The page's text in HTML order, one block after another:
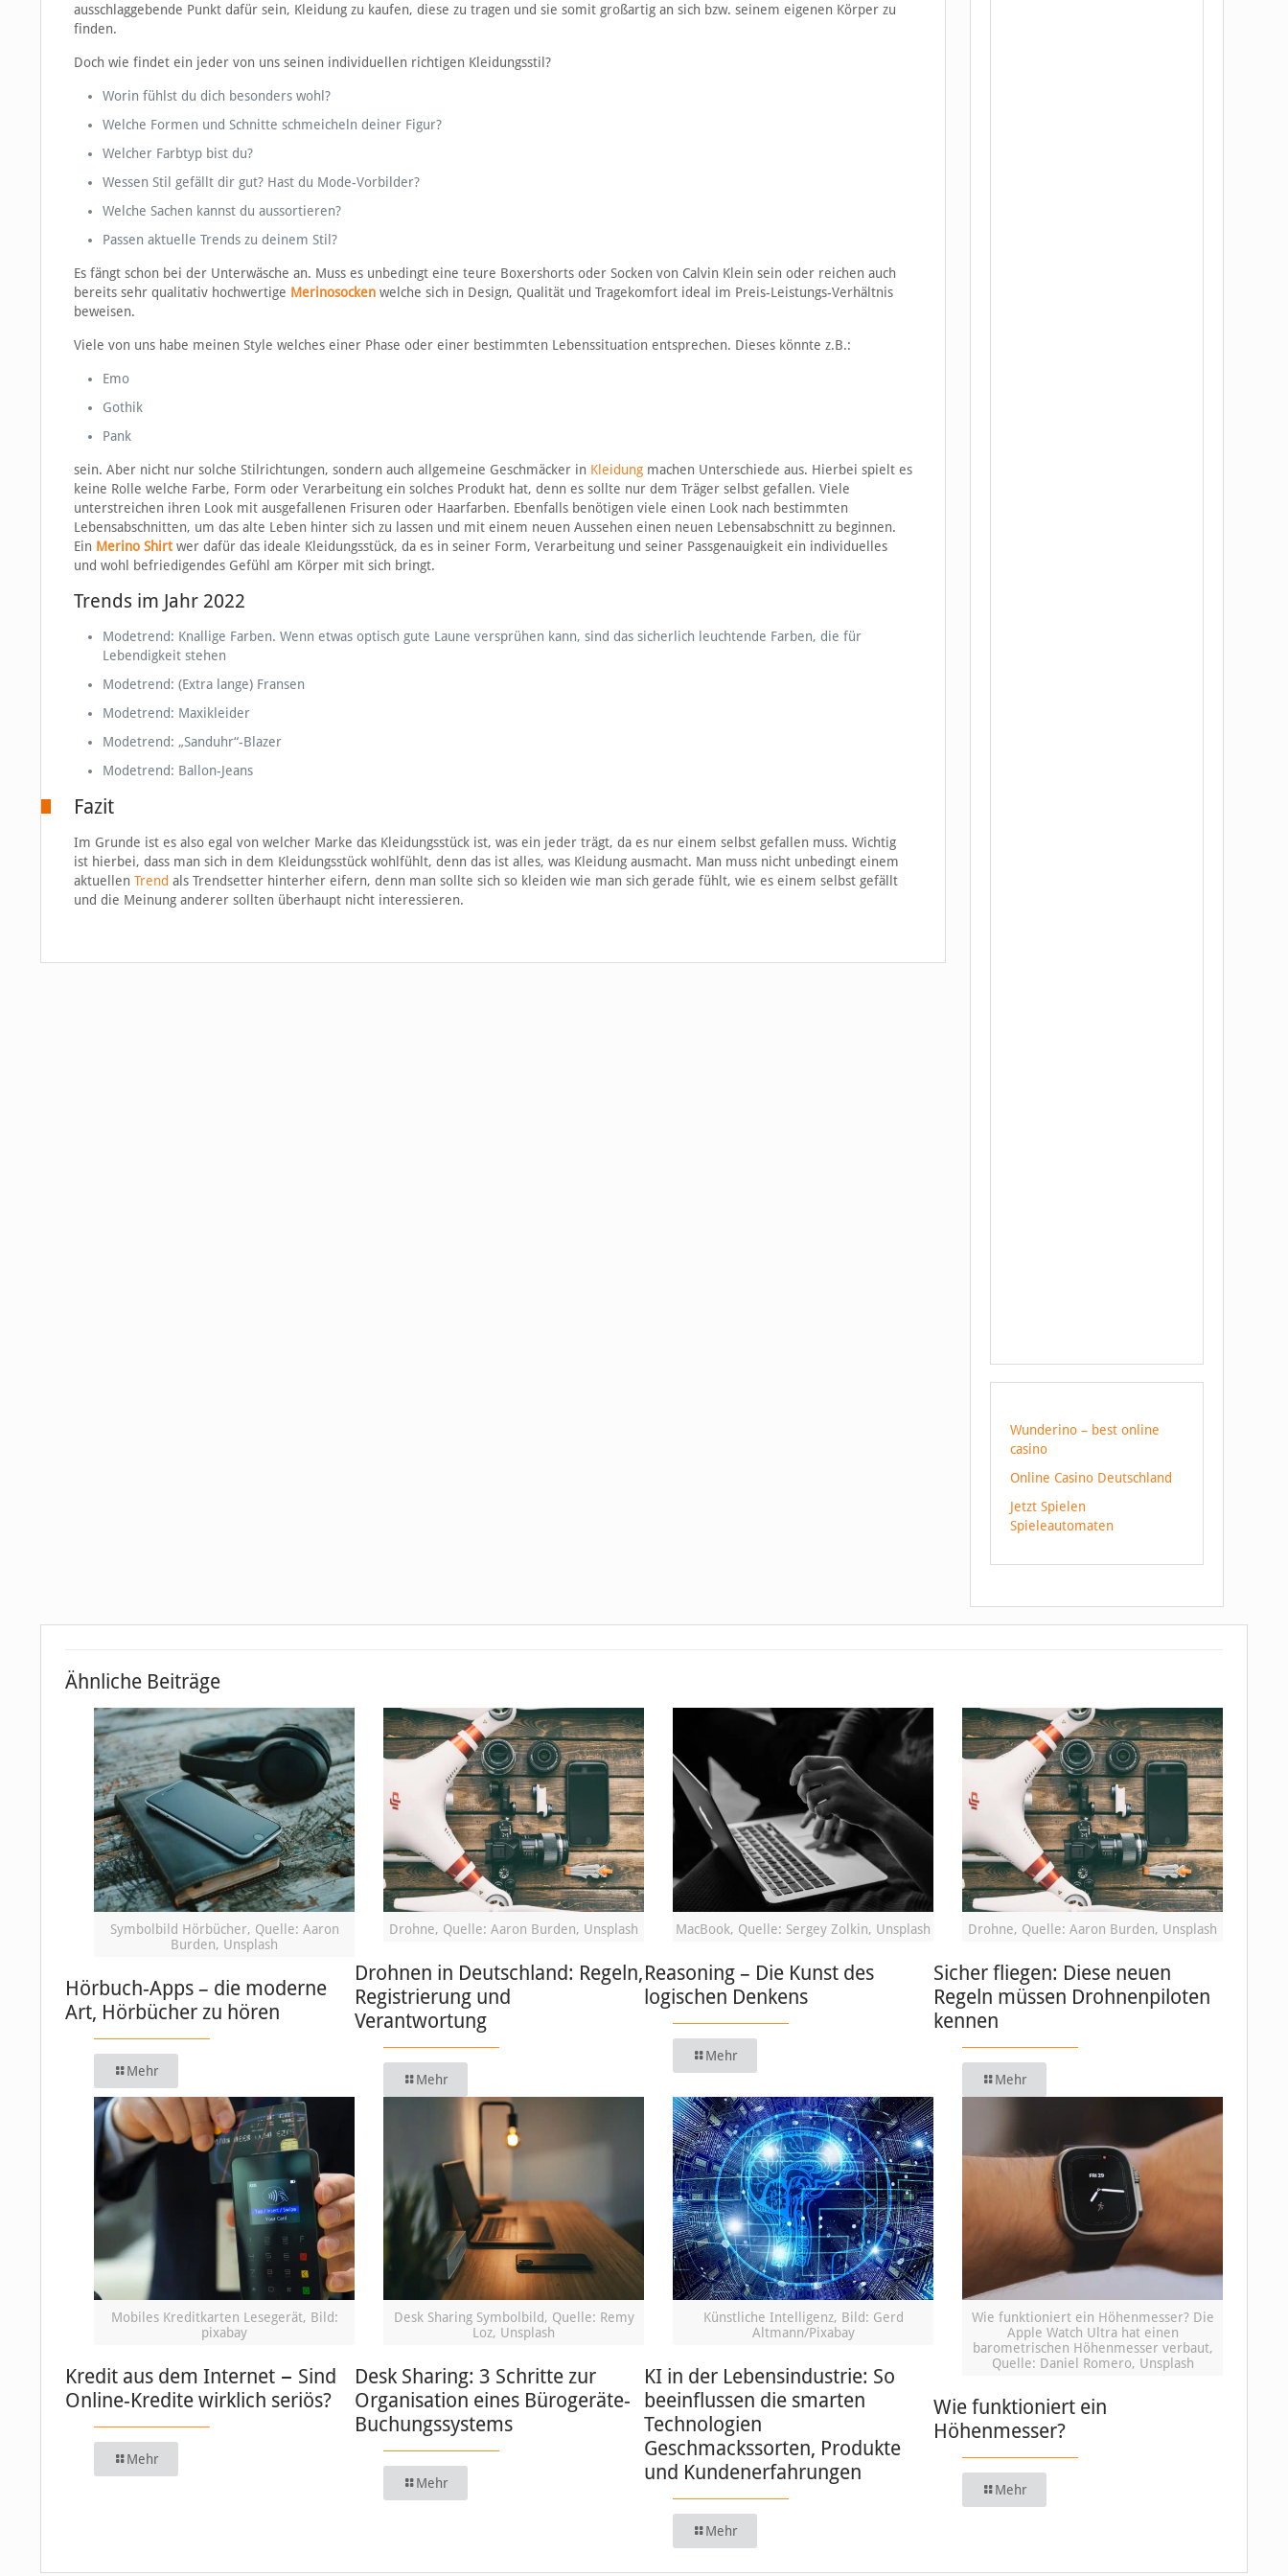
ausschlaggebende Punkt dafür sein, Kleidung zu kaufen, diese zu tragen und sie somit großartig an sich bzw. seinem eigenen Körper zu
finden.
Doch wie findet ein jeder von uns seinen individuellen richtigen Kleidungsstil?
Worin fühlst du dich besonders wohl?
Welche Formen und Schnitte schmeicheln deiner Figur?
Welcher Farbtyp bist du?
Wessen Stil gefällt dir gut? Hast du Mode-Vorbilder?
Welche Sachen kannst du aussortieren?
Passen aktuelle Trends zu deinem Stil?
Es fängt schon bei der Unterwäsche an. Muss es unbedingt eine teure Boxershorts oder Socken von Calvin Klein sein oder reichen auch
bereits sehr qualitativ hochwertige Merinosockenwelche sich in Design, Qualität und Tragekomfort ideal im Preis-Leistungs-Verhältnis
beweisen.
Viele von uns habe meinen Style welches einer Phase oder einer bestimmten Lebenssituation entsprechen. Dieses könnte z.B.:
Emo
Gothik
Pank
sein. Aber nicht nur solche Stilrichtungen, sondern auch allgemeine Geschmäcker in Kleidungmachen Unterschiede aus. Hierbei spielt es
keine Rolle welche Farbe, Form oder Verarbeitung ein solches Produkt hat, denn es sollte nur dem Träger selbst gefallen. Viele
unterstreichen ihren Look mit ausgefallenen Frisuren oder Haarfarben. Ebenfalls benötigen viele einen Look nach bestimmten
Lebensabschnitten, um das alte Leben hinter sich zu lassen und mit einem neuen Aussehen einen neuen Lebensabschnitt zu beginnen.
Ein Merino Shirt wer dafür das ideale Kleidungsstück, da es in seiner Form, Verarbeitung und seiner Passgenauigkeit ein individuelles
und wohl befriedigendes Gefühl am Körper mit sich bringt.
Trends im Jahr 2022
Modetrend: Knallige Farben. Wenn etwas optisch gute Laune versprühen kann, sind das sicherlich leuchtende Farben, die für
Lebendigkeit stehen
Modetrend: (Extra lange) Fransen
Modetrend: Maxikleider
Modetrend: „Sanduhr“-Blazer
Modetrend: Ballon-Jeans
Fazit
Im Grunde ist es also egal von welcher Marke das Kleidungsstück ist, was ein jeder trägt, da es nur einem selbst gefallen muss. Wichtig
ist hierbei, dass man sich in dem Kleidungsstück wohlfühlt, denn das ist alles, was Kleidung ausmacht. Man muss nicht unbedingt einem
aktuellen Trend als Trendsetter hinterher eifern, denn man sollte sich so kleiden wie man sich gerade fühlt, wie es einem selbst gefällt
und die Meinung anderer sollten überhaupt nicht interessieren.
Wunderino – best online
casino
Online Casino Deutschland
Jetzt Spielen
Spieleautomaten
Ähnliche Beiträge
Symbolbild Hörbücher, Quelle: Aaron
Burden, Unsplash
Hörbuch-Apps – die moderne
Art, Hörbücher zu hören
Mehr
Drohne, Quelle: Aaron Burden, Unsplash
Drohnen in Deutschland: Regeln,
Registrierung und
Verantwortung
Mehr
MacBook, Quelle: Sergey Zolkin, Unsplash
Reasoning – Die Kunst des
logischen Denkens
Mehr
Drohne, Quelle: Aaron Burden, Unsplash
Sicher fliegen: Diese neuen
Regeln müssen Drohnenpiloten
kennen
Mehr
Mobiles Kreditkarten Lesegerät, Bild:
pixabay
Kredit aus dem Internet − Sind
Online-Kredite wirklich seriös?
Mehr
Desk Sharing Symbolbild, Quelle: Remy
Loz, Unsplash
Desk Sharing: 3 Schritte zur
Organisation eines Bürogeräte-
Buchungssystems
Mehr
Künstliche Intelligenz, Bild: Gerd
Altmann/Pixabay
KI in der Lebensindustrie: So
beeinflussen die smarten
Technologien
Geschmackssorten, Produkte
und Kundenerfahrungen
Mehr
Wie funktioniert ein Höhenmesser? Die
Apple Watch Ultra hat einen
barometrischen Höhenmesser verbaut,
Quelle: Daniel Romero, Unsplash
Wie funktioniert ein
Höhenmesser?
Mehr